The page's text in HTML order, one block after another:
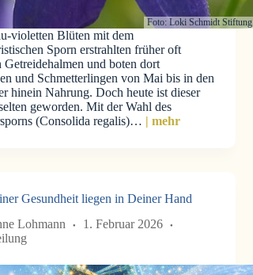
Foto: Loki Schmidt Stiftung
violetten Blüten mit dem
Sporn erstrahlten früher oft
Getreidehalmen und boten dort
und Schmetterlingen von Mai bis in den
hinein Nahrung. Doch heute ist dieser
geworden. Mit der Wahl des
(Consolida regalis)… | mehr
Gesundheit liegen in Deiner Hand
Lohmann
1. Februar 2026